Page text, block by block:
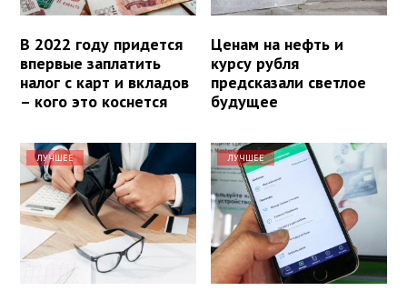
В 2022 году придется
впервые заплатить
налог с карт и вкладов
– кого это коснется
Ценам на нефть и
курсу рубля
предсказали светлое
будущее
ЛУЧШЕЕ ЛУЧШЕЕ